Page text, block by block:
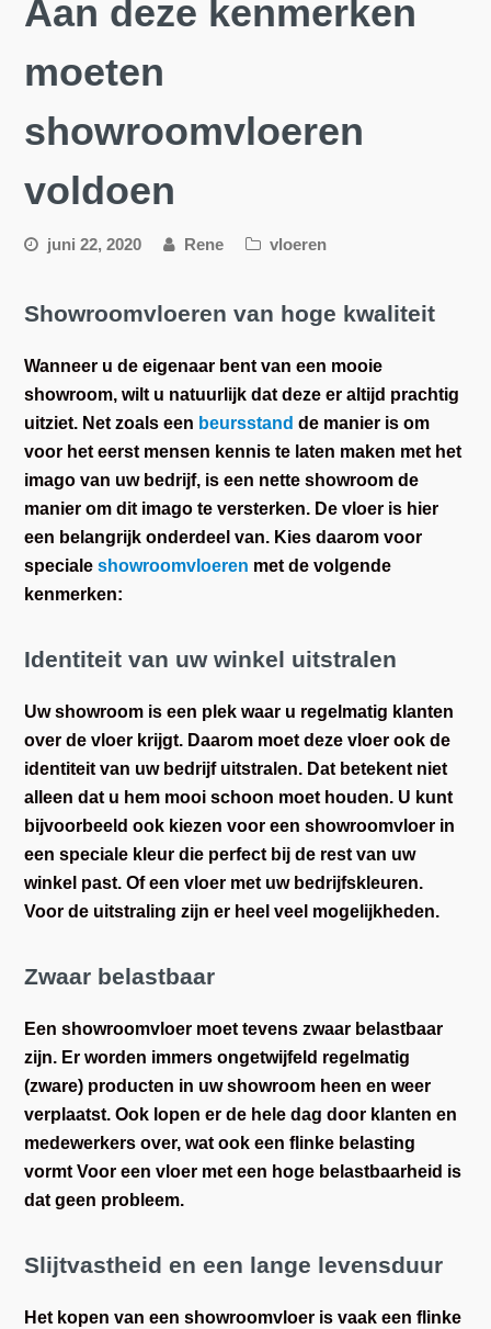
Aan deze kenmerken
moeten
showroomvloeren
voldoen
juni 22, 2020 Rene vloeren
Showroomvloeren van hoge kwaliteit
Wanneer u de eigenaar bent van een mooie
showroom, wilt u natuurlijk dat deze er altijd prachtig
uitziet. Net zoals een beursstand de manier is om
voor het eerst mensen kennis te laten maken met het
imago van uw bedrijf, is een nette showroom de
manier om dit imago te versterken. De vloer is hier
een belangrijk onderdeel van. Kies daarom voor
specialeshowroomvloeren met de volgende
kenmerken:
Identiteit van uw winkel uitstralen
Uw showroom is een plek waar u regelmatig klanten
over de vloer krijgt. Daarom moet deze vloer ook de
identiteit van uw bedrijf uitstralen. Dat betekent niet
alleen dat u hem mooi schoon moet houden. U kunt
bijvoorbeeld ook kiezen voor een showroomvloer in
een speciale kleur die perfect bij de rest van uw
winkel past. Of een vloer met uw bedrijfskleuren.
Voor de uitstraling zijn er heel veel mogelijkheden.
Zwaar belastbaar
Een showroomvloer moet tevens zwaar belastbaar
zijn. Er worden immers ongetwijfeld regelmatig
(zware) producten in uw showroom heen en weer
verplaatst. Ook lopen er de hele dag door klanten en
medewerkers over, wat ook een flinke belasting
vormt Voor een vloer met een hoge belastbaarheid is
dat geen probleem.
Slijtvastheid en een lange levensduur
Het kopen van een showroomvloer is vaak een flinke